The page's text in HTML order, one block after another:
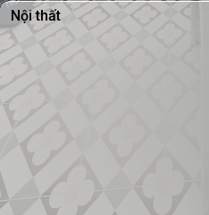
Nội thất